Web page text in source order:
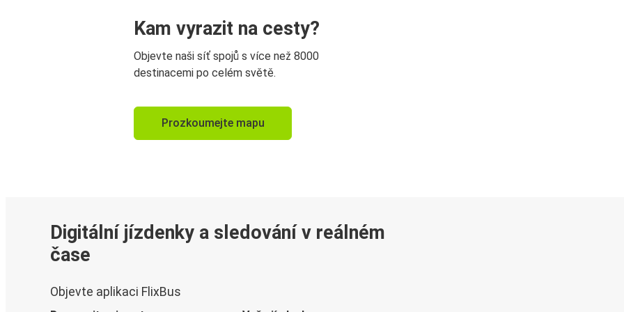
Kam vyrazit na cesty?
Objevte naši síť spojů s více než 8000
destinacemi po celém světě.
Prozkoumejte mapu
Digitální jízdenky a sledování v reálném
čase
Objevte aplikaci FlixBus